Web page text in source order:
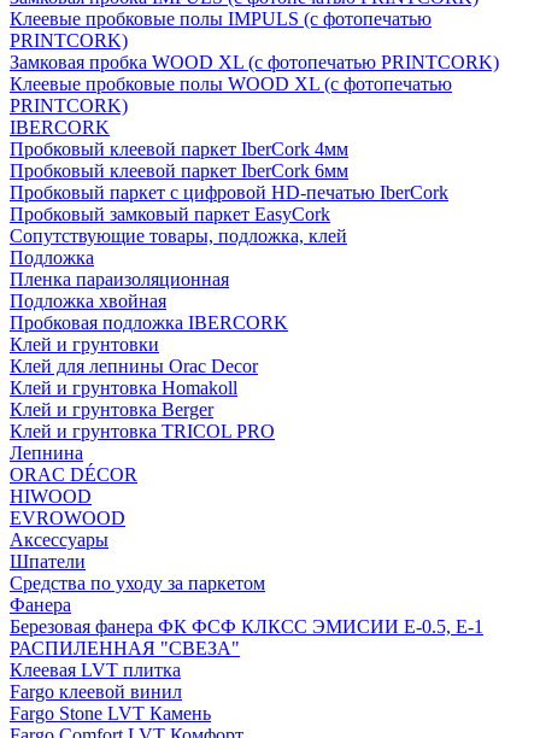
Клеевые пробковые полы IMPULS (с фотопечатью
PRINTCORK)
Замковая пробка WOOD XL (с фотопечатью PRINTCORK)
Клеевые пробковые полы WOOD XL (с фотопечатью
PRINTCORK)
IBERCORK
Пробковый клеевой паркет IberCork 4мм
Пробковый клеевой паркет IberCork 6мм
Пробковый паркет с цифровой HD-печатью IberCork
Пробковый замковый паркет EasyCork
Сопутствующие товары, подложка, клей
Подложка
Пленка параизоляционная
Подложка хвойная
Пробковая подложка IBERCORK
Клей и грунтовки
Клей для лепнины Orac Decor
Клей и грунтовка Homakoll
Клей и грунтовка Berger
Клей и грунтовка TRICOL PRO
Лепнина
ORAC DÉCOR
HIWOOD
EVROWOOD
Аксессуары
Шпатели
Средства по уходу за паркетом
Фанера
Березовая фанера ФК ФСФ КЛКСС ЭМИСИИ Е-0.5, Е-1
РАСПИЛЕННАЯ "СВЕЗА"
Клеевая LVT плитка
Fargo клеевой винил
Fargo Stone LVT Камень